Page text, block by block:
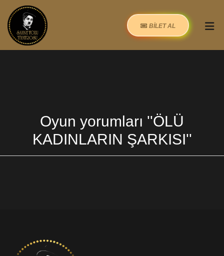
BİLET AL
Oyun yorumları
ÖLÜ
KADINLARIN ŞARKISI